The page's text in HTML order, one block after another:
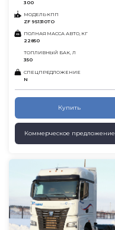
300
МОДЕЛЬ КПП
ZF 9S1310TO
ПОЛНАЯ МАССА АВТО, КГ
22850
ТОПЛИВНЫЙ БАК, Л
350
СПЕЦПРЕДЛОЖЕНИЕ
N
Купить
Коммерческое предложение